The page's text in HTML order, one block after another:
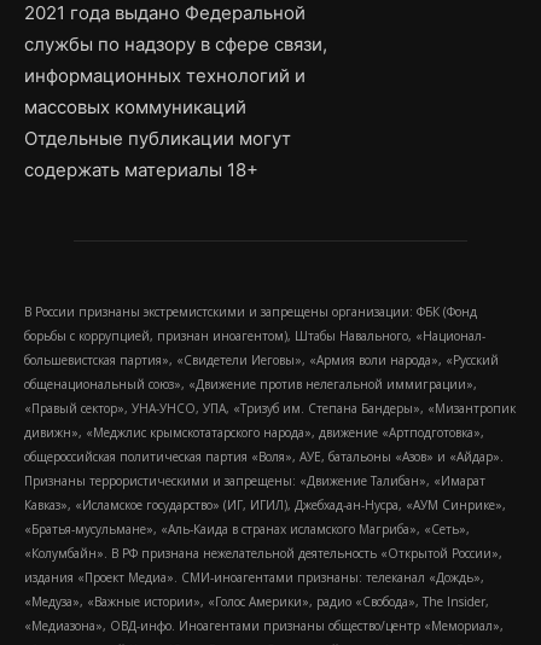
2021 года выдано Федеральной
службы по надзору в сфере связи,
информационных технологий и
массовых коммуникаций
Отдельные публикации могут
содержать материалы 18+
В России признаны экстремистскими и запрещены организации: ФБК (Фонд
борьбы с коррупцией, признан иноагентом), Штабы Навального, «Национал-
большевистская партия», «Свидетели Иеговы», «Армия воли народа», «Русский
общенациональный союз», «Движение против нелегальной иммиграции»,
«Правый сектор», УНА-УНСО, УПА, «Тризуб им. Степана Бандеры», «Мизантропик
дивижн», «Меджлис крымскотатарского народа», движение «Артподготовка»,
общероссийская политическая партия «Воля», АУЕ, батальоны «Азов» и «Айдар».
Признаны террористическими и запрещены: «Движение Талибан», «Имарат
Кавказ», «Исламское государство» (ИГ, ИГИЛ), Джебхад-ан-Нусра, «АУМ Синрике»,
«Братья-мусульмане», «Аль-Каида в странах исламского Магриба», «Сеть»,
«Колумбайн». В РФ признана нежелательной деятельность «Открытой России»,
издания «Проект Медиа». СМИ-иноагентами признаны: телеканал «Дождь»,
«Медуза», «Важные истории», «Голос Америки», радио «Свобода», The Insider,
«Медиазона», ОВД-инфо. Иноагентами признаны общество/центр «Мемориал»,